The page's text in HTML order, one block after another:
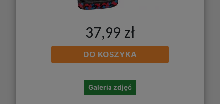
37,99 zł
DO KOSZYKA
Galeria zdjęć